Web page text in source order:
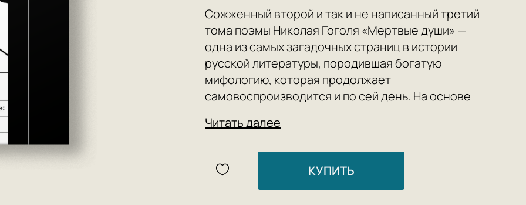
Сожженный второй и так и не написанный третий
тома поэмы Николая Гоголя «Мертвые души» —
одна из самых загадочных страниц в истории
русской литературы, породившая богатую
мифологию, которая продолжает
самовоспроизводится и по сей день. На основе
Дмитриева реконструирует различные аспекты
замысла до сожжения поэмы и почти
детективного обнаружения ранней редакции
пяти глав из второго тома шесть месяцев спустя
Читать далее
КУПИТЬ